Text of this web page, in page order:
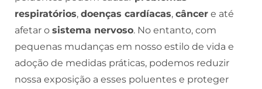
respiratórios, doenças cardíacas, câncer e até
afetar o sistema nervoso. No entanto, com
pequenas mudanças em nosso estilo de vida e
adoção de medidas práticas, podemos reduzir
nossa exposição a esses poluentes e proteger